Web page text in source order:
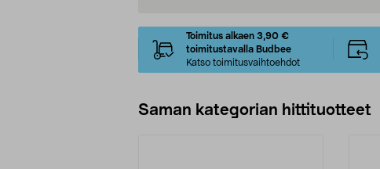
Toimitus alkaen 3,90 €
toimitustavalla Budbee
Katso toimitusvaihtoehdot
Saman kategorian hittituotteet